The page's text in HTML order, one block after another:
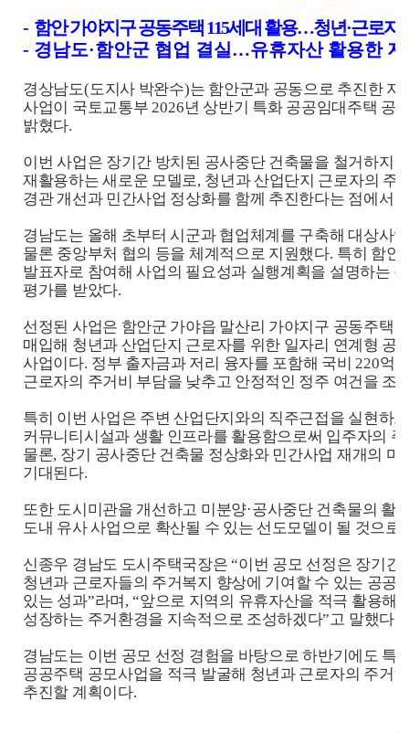
- 함안 가야지구 공동주택115세대 활용…청년·근로자
- 경남도·함안군 협업 결실 …유휴자산 활용한
경상남도(도지사 박완수)는 함안군과 공동으로 추진한
사업이 국토교통부2026년 상반기 특화 공공임대주택 공
밝혔다.
이번 사업은 장기간 방치된 공사중단 건축물을 철거하지
재활용하는 새로운 모델로, 청년과 산업단지 근로자의 주
경관 개선과 민간사업 정상화를 함께 추진한다는 점에서
경남도는 올해 초부터 시군과 협업체계를 구축해 대상사
물론 중앙부처 협의 등을 체계적으로 지원했다. 특히 함안
발표자로 참여해 사업의 필요성과 실행계획을 설명하는
평가를 받았다.
선정된 사업은 함안군 가야읍 말산리 가야지구 공동주택
매입해 청년과 산업단지 근로자를 위한 일자리 연계형 공
사업이다. 정부 출자금과 저리 융자를 포함해 국비220억
근로자의 주거비 부담을 낮추고 안정적인 정주 여건을 조
특히 이번 사업은 주변 산업단지와의 직주근접을 실현하
커뮤니티시설과 생활 인프라를 활용함으로써 입주자의
물론, 장기 공사중단 건축물 정상화와 민간사업 재개의 마
기대된다.
또한 도시미관을 개선하고 미분양·공사중단 건축물의 활
도내 유사 사업으로 확산될 수 있는 선도모델이 될 것으로
신종우 경남도 도시주택국장은“이번 공모 선정은 장기간
청년과 근로자들의 주거복지 향상에 기여할 수 있는 공공
있는 성과”라며 , “앞으로 지역의 유휴자산을 적극 활용해
성장하는 주거환경을 지속적으로 조성하겠다”고 말했다.
경남도는 이번 공모 선정 경험을 바탕으로 하반기에도 특
공공주택 공모사업을 적극 발굴해 청년과 근로자의 주거
추진할 계획이다.